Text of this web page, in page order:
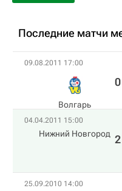
Последние матчи
09.08.2011 17:00
Волгарь
0
04.04.2011 15:00
Нижний Новгород 2
25.09.2010 14:00